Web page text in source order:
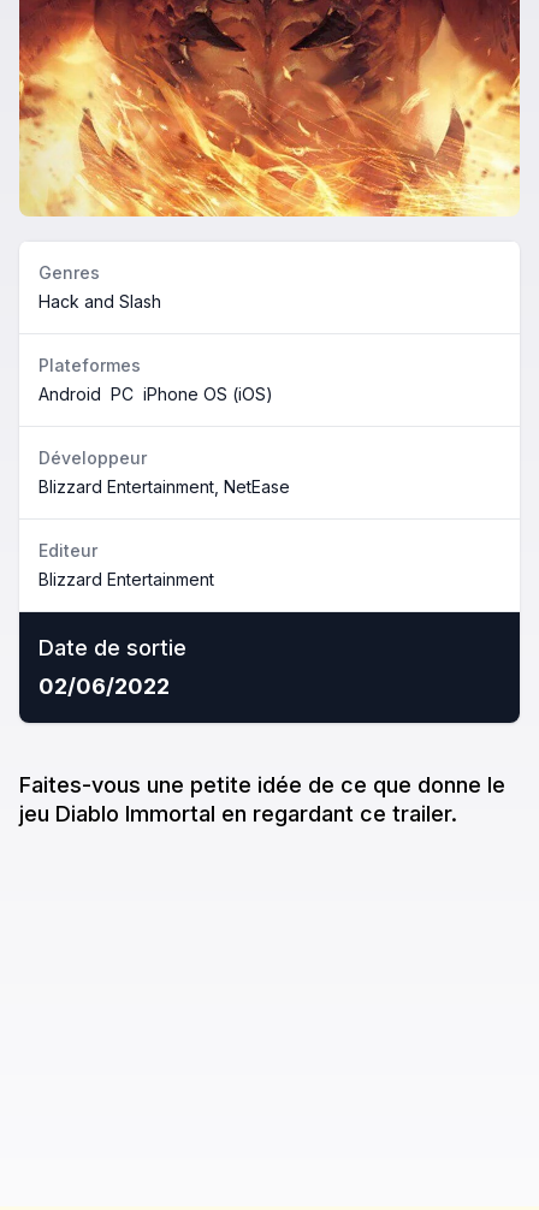
Genres
Hack and Slash
Plateformes
Android PC iPhone OS (iOS)
Développeur
Blizzard Entertainment, NetEase
Editeur
Blizzard Entertainment
Date de sortie
02/06/2022
Faites-vous une petite idée de ce que donne le
jeu Diablo Immortal en regardant ce trailer.